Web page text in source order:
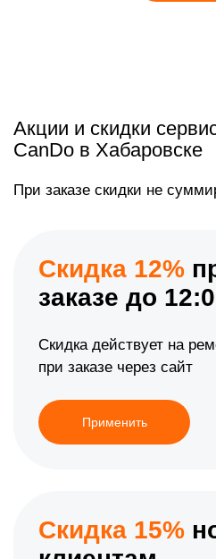
Акции и скидки
CanDo в Хабаровске
При заказе скидки не
Скидка 12%
заказе до
Скидка действует на
при заказе через сайт
Применить
Скидка 15%